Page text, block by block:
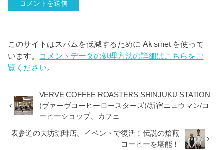
このサイトはスパムを低減するために Akismet を使って
います。 コメントデータの処理方法の詳細はこちらをご
覧ください。
VERVE COFFEE ROASTERS SHINJUKU STATION
(ヴァーヴコーヒーロースターズ)/新宿ニュウマン/コ
ーヒーショップ、カフェ
表参道の大坊珈琲店。イベントで復活！伝説の焙煎
コーヒーを堪能！